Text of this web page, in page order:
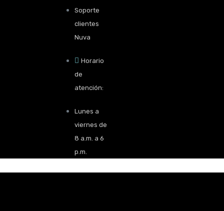
Soporte
clientes
Nuva
Horario
de
atención:
Lunes a
viernes de
8 a.m. a 6
p.m.